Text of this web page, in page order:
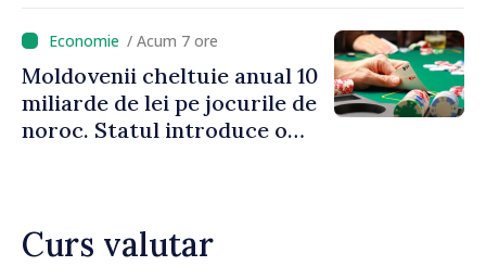
/ Acum 7 ore
Moldovenii cheltuie anual 10
miliarde de lei pe jocurile de
noroc. Statul introduce o
Curs valutar